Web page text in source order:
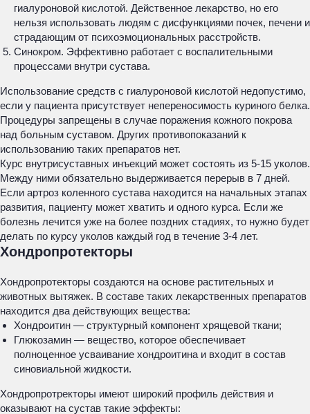
гиалуроновой кислотой. Действенное лекарство, но его
нельзя использовать людям с дисфункциями почек, печени и
страдающим от психоэмоциональных расстройств.
Синокром. Эффективно работает с воспалительными
процессами внутри сустава.
Использование средств с гиалуроновой кислотой недопустимо,
если у пациента присутствует непереносимость куриного белка.
Процедуры запрещены в случае поражения кожного покрова
над больным суставом. Других противопоказаний к
использованию таких препаратов нет.
Курс внутрисуставных инъекций может состоять из 5-15 уколов.
Между ними обязательно выдерживается перерыв в 7 дней.
Если артроз коленного сустава находится на начальных этапах
развития, пациенту может хватить и одного курса. Если же
болезнь лечится уже на более поздних стадиях, то нужно будет
делать по курсу уколов каждый год в течение 3-4 лет.
Хондропротекторы
Хондропротекторы создаются на основе растительных и
животных вытяжек. В составе таких лекарственных препаратов
находится два действующих вещества:
Хондроитин — структурный компонент хрящевой ткани;
Глюкозамин — вещество, которое обеспечивает
полноценное усваивание хондроитина и входит в состав
синовиальной жидкости.
Хондропротректоры имеют широкий профиль действия и
оказывают на сустав такие эффекты: